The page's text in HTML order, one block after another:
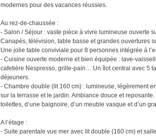
modernes pour des vacances réussies.
Au rez-de-chaussée :
- Salon / Séjour : vaste pièce à vivre lumineuse ouverte
Canapés, télévision, table basse et grandes ouvertures
Une jolie table conviviale pour 8 personnes intégrée à
- Cuisine ouverte moderne et bien équipée : lave-
cafetière Nespresso, grille-pain… Un îlot central avec 5
déjeuners.
- Chambre double (lit 160 cm) : lumineuse, légèrement
sur la terrasse et le jardin. Ambiance douce et
toilettes, d’une baignoire, d’un meuble vasque et d’un
A l’étage :
- Suite parentale vue mer avec lit double (160 cm) et